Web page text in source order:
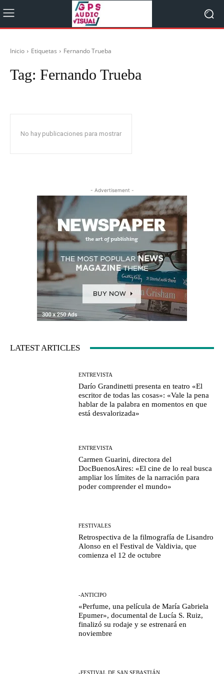
Inicio Etiquetas Fernando Trueba
Tag: Fernando Trueba
No hay publicaciones para mostrar
- Advertisement -
LATEST ARTICLES
ENTREVISTA
Darío Grandinetti presenta en teatro «El
escritor de todas las cosas»: «Vale la pena
hablar de la palabra en momentos en que
está desvalorizada»
ENTREVISTA
Carmen Guarini, directora del
DocBuenosAires: «El cine de lo real busca
ampliar los límites de la narración para
poder comprender el mundo»
FESTIVALES
Retrospectiva de la filmografía de Lisandro
Alonso en el Festival de Valdivia, que
comienza el 12 de octubre
-ANTICIPO
«Perfume, una película de María Gabriela
Epumer», documental de Lucía S. Ruiz,
finalizó su rodaje y se estrenará en
noviembre
-FESTIVAL DE SAN SEBASTIÁN